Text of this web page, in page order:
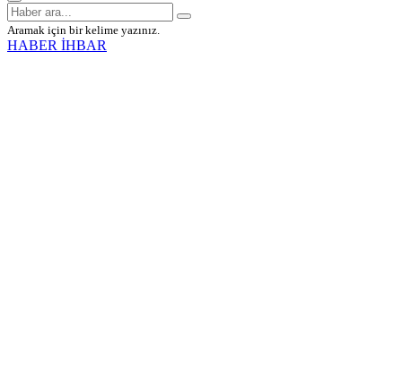
Aramak için bir kelime yazınız.
HABER İHBAR